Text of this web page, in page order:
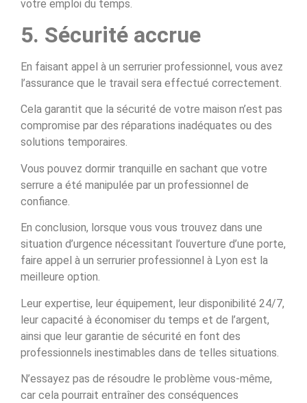
votre emploi du temps.
5. Sécurité accrue
En faisant appel à un serrurier professionnel, vous avez
l’assurance que le travail sera effectué correctement.
Cela garantit que la sécurité de votre maison n’est pas
compromise par des réparations inadéquates ou des
solutions temporaires.
Vous pouvez dormir tranquille en sachant que votre
serrure a été manipulée par un professionnel de
confiance.
En conclusion, lorsque vous vous trouvez dans une
situation d’urgence nécessitant l’ouverture d’une porte,
faire appel à un serrurier professionnel à Lyon est la
meilleure option.
Leur expertise, leur équipement, leur disponibilité 24/7,
leur capacité à économiser du temps et de l’argent,
ainsi que leur garantie de sécurité en font des
professionnels inestimables dans de telles situations.
N’essayez pas de résoudre le problème vous-même,
car cela pourrait entraîner des conséquences